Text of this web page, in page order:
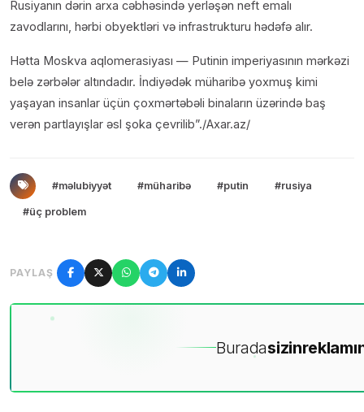
Rusiyanın dərin arxa cəbhəsində yerləşən neft emalı
zavodlarını, hərbi obyektləri və infrastrukturu hədəfə alır.
Hətta Moskva aqlomerasiyası — Putinin imperiyasının mərkəzi
belə zərbələr altındadır. İndiyədək müharibə yoxmuş kimi
yaşayan insanlar üçün çoxmərtəbəli binaların üzərində baş
verən partlayışlar əsl şoka çevrilib”./Axar.az/
#məlubiyyət #müharibə #putin #rusiya
#üç problem
PAYLAŞ
Buradasizin